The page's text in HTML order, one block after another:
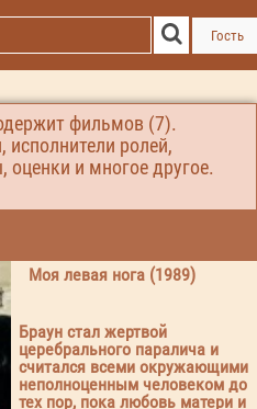
Гость
фильмов (7).
исполнители ролей,
и многое другое.
Моя левая нога (1989)
Браун стал жертвой
церебрального паралича и
считался всеми окружающими
неполноценным человеком до
тех пор, пока любовь матери и